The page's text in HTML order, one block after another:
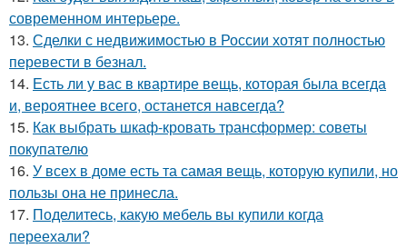
современном интерьере.
13. Сделки с недвижимостью в России хотят полностью
перевести в безнал.
14. Есть ли у вас в квартире вещь, которая была всегда
и, вероятнее всего, останется навсегда?
15. Как выбрать шкаф-кровать трансформер: советы
покупателю
16. У всех в доме есть та самая вещь, которую купили, но
пользы она не принесла.
17. Поделитесь, какую мебель вы купили когда
переехали?